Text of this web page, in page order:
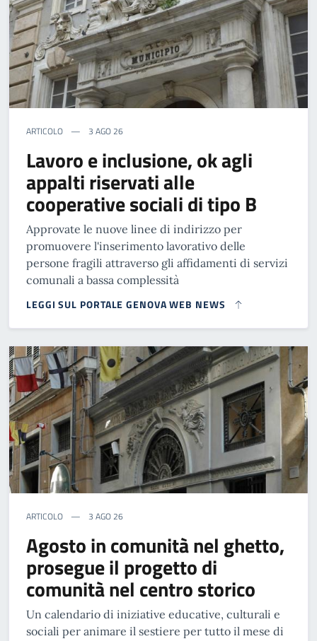
ARTICOLO 3 AGO 26
Lavoro e inclusione, ok agli
appalti riservati alle
cooperative sociali di tipo B
Approvate le nuove linee di indirizzo per
promuovere l'inserimento lavorativo delle
persone fragili attraverso gli affidamenti di servizi
comunali a bassa complessità
LEGGI SUL PORTALE GENOVA WEB NEWS
ARTICOLO 3 AGO 26
Agosto in comunità nel ghetto,
prosegue il progetto di
comunità nel centro storico
Un calendario di iniziative educative, culturali e
sociali per animare il sestiere per tutto il mese di